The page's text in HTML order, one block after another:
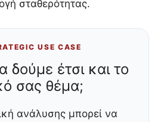
σταθερότητας.
USE CASE
δούμε έτσι και το
σας θέμα;
ανάλυσης μπορεί να